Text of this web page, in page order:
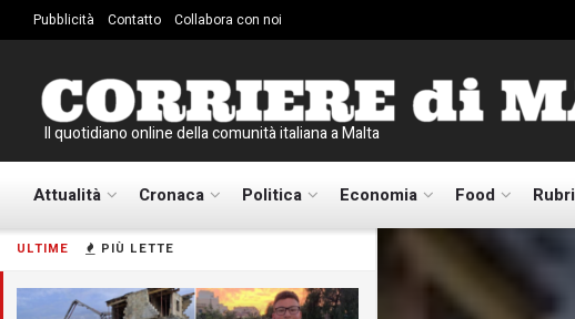
ULTIME PIÙ LETTE
Pubblicità Contatto Collabora con noi
Il quotidiano online della comunità italiana a Malta
Attualità Cronaca Politica Economia Food